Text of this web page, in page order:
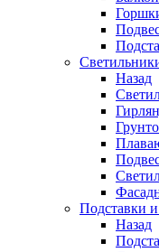
Назад
Подставки
Назад